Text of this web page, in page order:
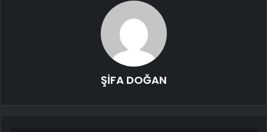
ŞİFA DOĞAN